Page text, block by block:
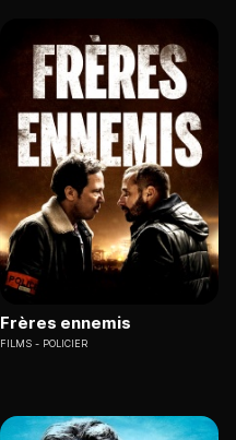
Frères ennemis
FILMS POLICIER